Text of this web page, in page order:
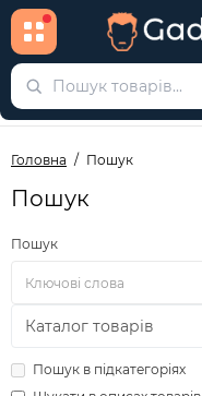
Головна Пошук
Пошук
Пошук
Пошук в підкатегоріях